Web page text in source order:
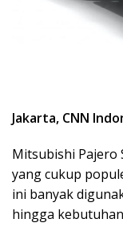
Jakarta, CNN
Mitsubishi Pajero
yang cukup
ini banyak
hingga